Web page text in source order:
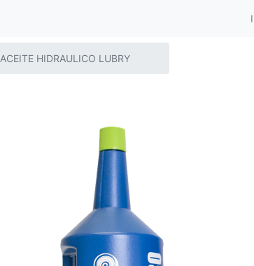
ACEITE HIDRAULICO LUBRY